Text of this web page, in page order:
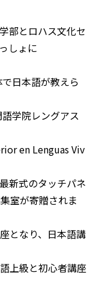
部とロハス文化セ
しょに
日本語が教えら
学院レングアス
en Lenguas Viv
新式のタッチパネ
室が寄贈されま
となり、日本語講
上級と初心者講座